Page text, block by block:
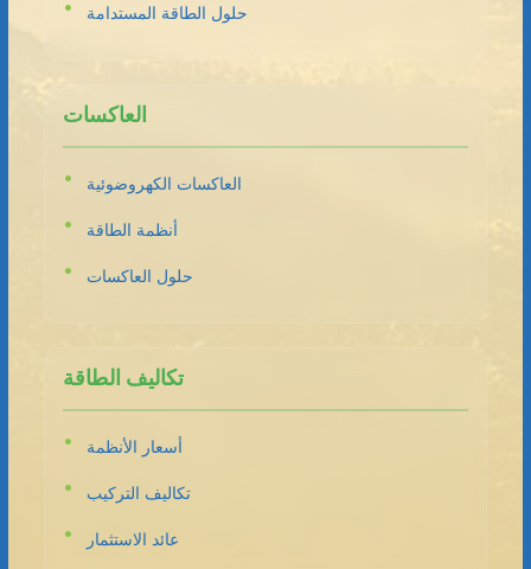
حلول الطاقة المستدامة
العاكسات
العاكسات الكهروضوئية
أنظمة الطاقة
حلول العاكسات
تكاليف الطاقة
أسعار الأنظمة
تكاليف التركيب
عائد الاستثمار